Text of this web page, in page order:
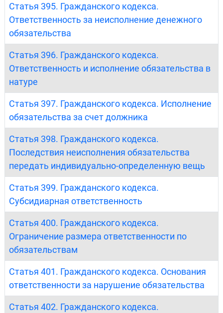
Статья 395. Гражданского кодекса.
Ответственность за неисполнение денежного
обязательства
Статья 396. Гражданского кодекса.
Ответственность и исполнение обязательства в
натуре
Статья 397. Гражданского кодекса. Исполнение
обязательства за счет должника
Статья 398. Гражданского кодекса.
Последствия неисполнения обязательства
передать индивидуально-определенную вещь
Статья 399. Гражданского кодекса.
Субсидиарная ответственность
Статья 400. Гражданского кодекса.
Ограничение размера ответственности по
обязательствам
Статья 401. Гражданского кодекса. Основания
ответственности за нарушение обязательства
Статья 402. Гражданского кодекса.